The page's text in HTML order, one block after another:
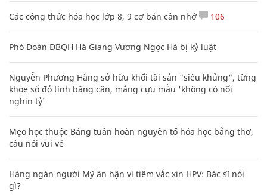
Các công thức hóa học lớp 8, 9 cơ bản cần nhớ 106
Phó Đoàn ĐBQH Hà Giang Vương Ngọc Hà bị kỷ luật
Nguyễn Phương Hằng sở hữu khối tài sản "siêu khủng", từng
khoe sổ đỏ tính bằng cân, mắng cựu mẫu 'không có nổi
nghìn tỷ'
Mẹo học thuộc Bảng tuần hoàn nguyên tố hóa học bằng thơ,
câu nói vui vẻ
Hàng ngàn người Mỹ ân hận vì tiêm vắc xin HPV: Bác sĩ nói
gì?